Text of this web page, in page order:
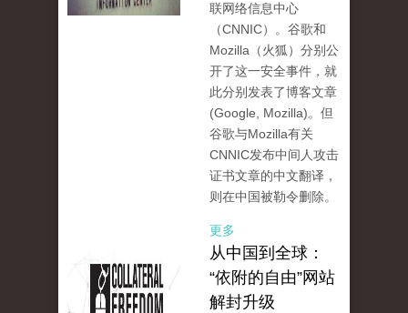
联网络信息中心
（CNNIC）。谷歌和
Mozilla（火狐）分别公
开了这一安全事件，就
此分别发表了博客文章
(Google, Mozilla)。但
谷歌与Mozilla有关
CNNIC发布中间人攻击
证书文章的中文翻译，
则在中国被勒令删除。
更多
从中国到全球：
“依附的自由”网站
解封升级